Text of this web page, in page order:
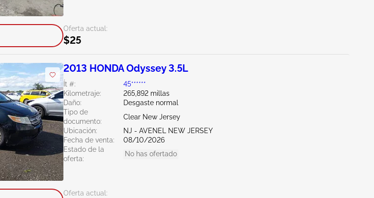
Oferta actual:
$25
2013 HONDA Odyssey 3.5L
Ít #:
45******
Kilometraje:
265,892 millas
Daño:
Desgaste normal
Tipo de
documento:
Clear New Jersey
Ubicación:
NJ - AVENEL NEW JERSEY
Fecha de venta:
08/10/2026
Estado de la
oferta:
No has ofertado
Oferta actual: